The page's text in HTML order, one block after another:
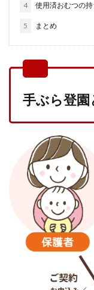
4 使用済おむつの
5 まとめ
手ぶら登園